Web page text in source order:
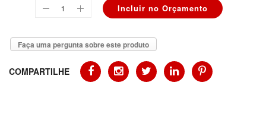
Faça uma pergunta sobre este produto
COMPARTILHE